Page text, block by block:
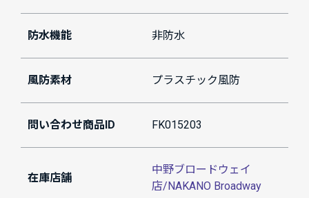
防水機能 非防水
風防素材 プラスチック風防
問い合わせ商品ID FK015203
在庫店舗
中野ブロードウェイ
店/NAKANO Broadway